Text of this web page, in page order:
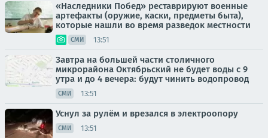
«Наследники Побед» реставрируют военные
артефакты (оружие, каски, предметы быта),
которые нашли во время разведок местности
СМИ 13:51
Завтра на большей части столичного
микрорайона Октябрьский не будет воды с 9
утра и до 4 вечера: будут чинить водопровод
СМИ 13:51
Уснул за рулём и врезался в электроопору
СМИ 13:51